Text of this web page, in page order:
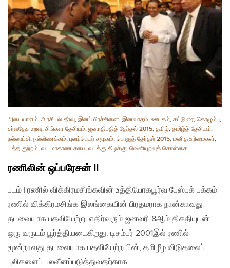
அடையாளம், அரசியல் தீர்வு, இனப் பிரச்சினை, இனவாதம், ஊடகம், கட்டுரை, கொழும்பு,
சர்வதேச உறவு, சிங்கள தேசியம், ஜனாதிபதித் தேர்தல் 2015, தமிழ், தமிழ்த் தேசியம்,
நல்லாட்சி, நல்லிணக்கம், புலம்பெயர் சமூகம், பொதுத் தேர்தல் 2015, மனித உரிமைகள்,
யுத்த குற்றம், வட மாகாண சபை, வடக்கு-கிழக்கு, வௌியுறவுக் கொள்கை
ரணிலின் ஒப்பரேசன் II
படம் | ரணில் விக்கிரமசிங்கவின் உத்தியோகபூர்வ பேஸ்புக் பக்கம்
ரணில் விக்கிரமசிங்க இலங்கையின் பிரதமராக நான்காவது
தடவையாக பதவியேற்று எதிர்வரும் ஜனவரி 8ஆம் திகதியுடன்
ஒரு வருடம் பூர்த்தியடைகிறது. டிசம்பர் 2001இல் ரணில்
மூன்றாவது தடவையாக பதவியேற்ற பின், தமிழீழ விடுதலைப்
புலிகளைப் பலவீனப்படுத்துவதற்காக…